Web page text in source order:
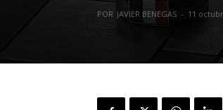
POR JAVIER BENEGAS - 11